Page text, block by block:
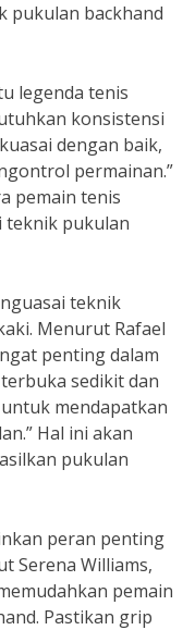
pukulan backhand
legenda tenis
konsistensi
dengan baik,
permainan.”
pemain tenis
teknik pukulan
teknik
Menurut Rafael
penting dalam
sedikit dan
mendapatkan
Hal ini akan
pukulan
peran penting
Serena Williams,
pemain
Pastikan grip